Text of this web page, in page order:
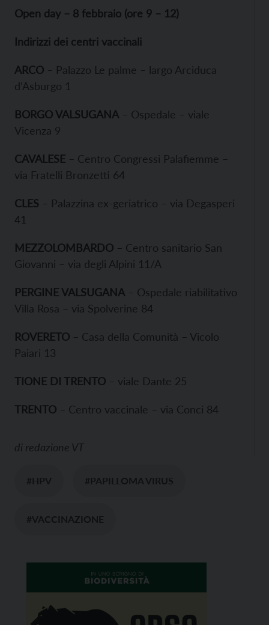
Open day – 8 febbraio (ore 9 – 12)
Indirizzi dei centri vaccinali
ARCO – Palazzo Le palme – largo Arciduca
d’Asburgo 1
BORGO VALSUGANA – Ospedale – viale
Vicenza 9
CAVALESE – Centro Congressi Palafiemme –
via Fratelli Bronzetti 64
CLES – Palazzina ex-geriatrico – via Degasperi
41
MEZZOLOMBARDO – Centro sanitario San
Giovanni – via degli Alpini 11/A
PERGINE VALSUGANA – Ospedale riabilitativo
Villa Rosa – via Spolverine 84
ROVERETO – Casa della Comunità – Vicolo
Paiari 13
TIONE DI TRENTO – viale Dante 25
TRENTO – Centro vaccinale – via Conci 84
di redazione VT
#HPV #PAPILLOMA VIRUS
#VACCINAZIONE